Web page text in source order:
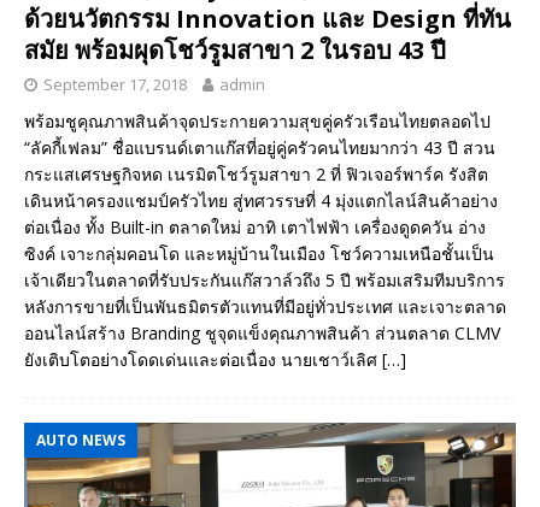
ด้วยนวัตกรรม Innovation และ Design ที่ทัน
สมัย พร้อมผุดโชว์รูมสาขา 2 ในรอบ 43 ปี
September 17, 2018 admin
พร้อมชูคุณภาพสินค้าจุดประกายความสุขคู่ครัวเรือนไทยตลอดไป
“ลัคกี้เฟลม” ชื่อแบรนด์เตาแก๊สที่อยู่คู่ครัวคนไทยมากว่า 43 ปี สวน
กระแสเศรษฐกิจหด เนรมิตโชว์รูมสาขา 2 ที่ ฟิวเจอร์พาร์ค รังสิต
เดินหน้าครองแชมป์ครัวไทย สู่ทศวรรษที่ 4 มุ่งแตกไลน์สินค้าอย่าง
ต่อเนื่อง ทั้ง Built-in ตลาดใหม่ อาทิ เตาไฟฟ้า เครื่องดูดควัน อ่าง
ซิงค์ เจาะกลุ่มคอนโด และหมู่บ้านในเมือง โชว์ความเหนือชั้นเป็น
เจ้าเดียวในตลาดที่รับประกันแก๊สวาล์วถึง 5 ปี พร้อมเสริมทีมบริการ
หลังการขายที่เป็นพันธมิตรตัวแทนที่มีอยู่ทั่วประเทศ และเจาะตลาด
ออนไลน์สร้าง Branding ชูจุดแข็งคุณภาพสินค้า ส่วนตลาด CLMV
ยังเติบโตอย่างโดดเด่นและต่อเนื่อง นายเชาว์เลิศ […]
AUTO NEWS